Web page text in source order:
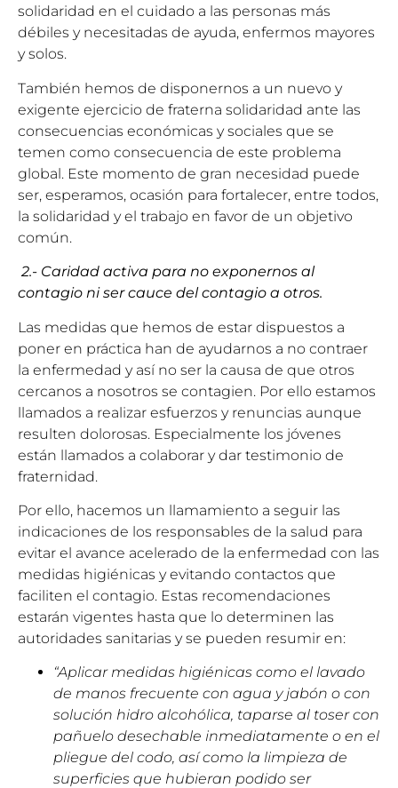
solidaridad en el cuidado a las personas más
débiles y necesitadas de ayuda, enfermos mayores
y solos.
También hemos de disponernos a un nuevo y
exigente ejercicio de fraterna solidaridad ante las
consecuencias económicas y sociales que se
temen como consecuencia de este problema
global. Este momento de gran necesidad puede
ser, esperamos, ocasión para fortalecer, entre todos,
la solidaridad y el trabajo en favor de un objetivo
común.
2.- Caridad activa para no exponernos al
contagio ni ser cauce del contagio a otros.
Las medidas que hemos de estar dispuestos a
poner en práctica han de ayudarnos a no contraer
la enfermedad y así no ser la causa de que otros
cercanos a nosotros se contagien. Por ello estamos
llamados a realizar esfuerzos y renuncias aunque
resulten dolorosas. Especialmente los jóvenes
están llamados a colaborar y dar testimonio de
fraternidad.
Por ello, hacemos un llamamiento a seguir las
indicaciones de los responsables de la salud para
evitar el avance acelerado de la enfermedad con las
medidas higiénicas y evitando contactos que
faciliten el contagio. Estas recomendaciones
estarán vigentes hasta que lo determinen las
autoridades sanitarias y se pueden resumir en:
“Aplicar medidas higiénicas como el lavado
de manos frecuente con agua y jabón o con
solución hidro alcohólica, taparse al toser con
pañuelo desechable inmediatamente o en el
pliegue del codo, así como la limpieza de
superficies que hubieran podido ser